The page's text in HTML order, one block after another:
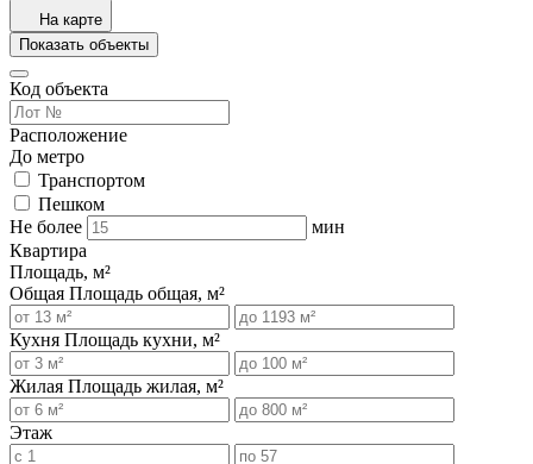
На карте
Показать объекты
Код объекта
Расположение
До метро
Транспортом
Пешком
Не более
мин
Квартира
Площадь, м²
Общая Площадь общая, м²
Кухня Площадь кухни, м²
Жилая Площадь жилая, м²
Этаж